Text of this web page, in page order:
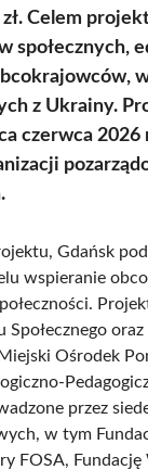
Celem
społecznych,
z Ukrainy.
czerwca 2026
Gdańsk
wspieranie
Społecznego
Ośrodek
przez
w tym
FOSA,